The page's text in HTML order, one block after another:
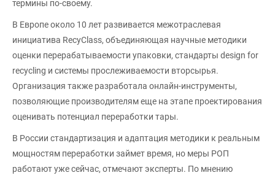
термины по-своему.
В Европе около 10 лет развивается межотраслевая
инициатива RecyClass, объединяющая научные методики
оценки перерабатываемости упаковки, стандарты design for
recycling и системы прослеживаемости вторсырья.
Организация также разработала онлайн-инструменты,
позволяющие производителям еще на этапе проектирования
оценивать потенциал переработки тары.
В России стандартизация и адаптация методики к реальным
мощностям переработки займет время, но меры РОП
работают уже сейчас, отмечают эксперты. По мнению